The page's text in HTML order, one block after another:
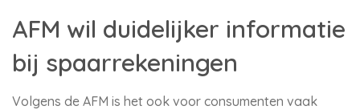
AFM wil duidelijker informatie
bij spaarrekeningen
Volgens de AFM is het ook voor consumenten vaak